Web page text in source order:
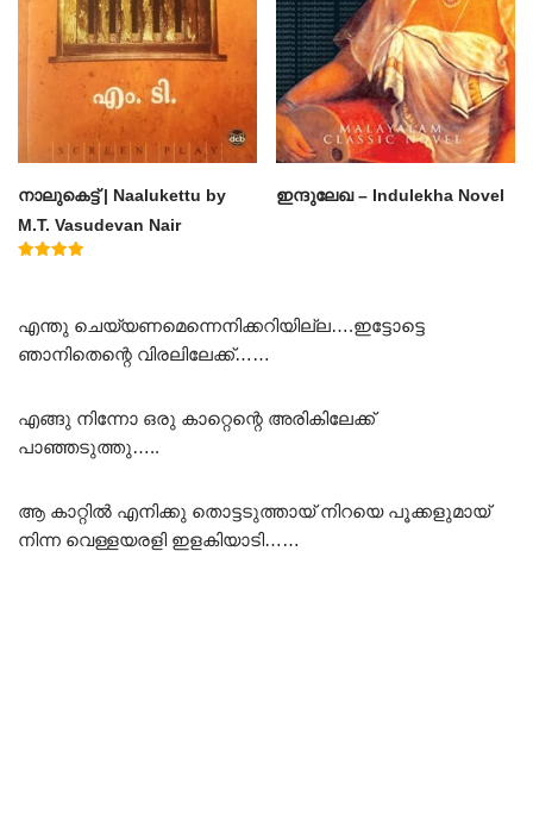
നാലുകെട്ട് | Naalukettu by
M.T. Vasudevan Nair
ഇന്ദുലേഖ – Indulekha Novel
എന്തു ചെയ്യണമെന്നെനിക്കറിയില്ല….ഇട്ടോട്ടെ
ഞാനിതെന്റെ വിരലിലേക്ക്……
എങ്ങു നിന്നോ ഒരു കാറ്റെന്റെ അരികിലേക്ക്
പാഞ്ഞടുത്തു…..
ആ കാറ്റിൽ എനിക്കു തൊട്ടടുത്തായ് നിറയെ പൂക്കളുമായ്
നിന്ന വെള്ളയരളി ഇളകിയാടി……